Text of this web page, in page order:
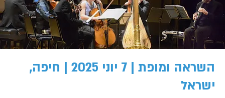
השראה ומופת | 7 יוני 2025 | חיפה,
ישראל